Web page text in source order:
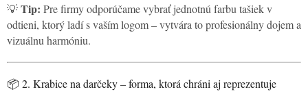
💡Tip: Pre firmy odporúčame vybrať jednotnú farbu tašiek v
odtieni, ktorý ladí s vaším logom – vytvára to profesionálny dojem a
vizuálnu harmóniu.
📦 2. Krabice na darčeky – forma, ktorá chráni aj reprezentuje